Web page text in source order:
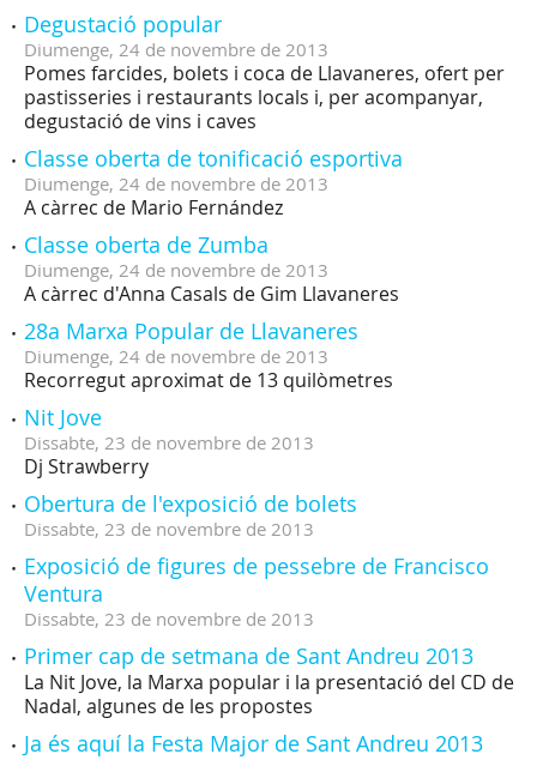
Degustació popular
Diumenge, 24 de novembre de 2013
Pomes farcides, bolets i coca de Llavaneres, ofert per
pastisseries i restaurants locals i, per acompanyar,
degustació de vins i caves
Classe oberta de tonificació esportiva
Diumenge, 24 de novembre de 2013
A càrrec de Mario Fernández
Classe oberta de Zumba
Diumenge, 24 de novembre de 2013
A càrrec d'Anna Casals de Gim Llavaneres
28a Marxa Popular de Llavaneres
Diumenge, 24 de novembre de 2013
Recorregut aproximat de 13 quilòmetres
Nit Jove
Dissabte, 23 de novembre de 2013
Dj Strawberry
Obertura de l'exposició de bolets
Dissabte, 23 de novembre de 2013
Exposició de figures de pessebre de Francisco
Ventura
Dissabte, 23 de novembre de 2013
Primer cap de setmana de Sant Andreu 2013
La Nit Jove, la Marxa popular i la presentació del CD de
Nadal, algunes de les propostes
Ja és aquí la Festa Major de Sant Andreu 2013